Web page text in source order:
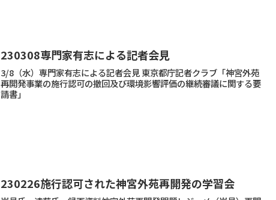
230308専門家有志による記者会見
3/8（水）専門家有志による記者会見 東京都庁記者クラブ「神宮外苑
再開発事業の施行認可の撤回及び環境影響評価の継続審議に関する要
請書」
230226施行認可された神宮外苑再開発の学習会